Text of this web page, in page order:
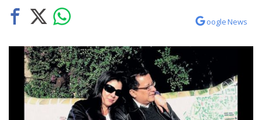
oogle News